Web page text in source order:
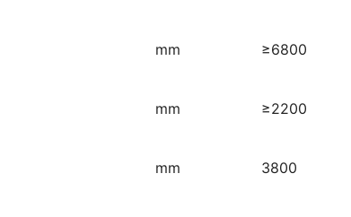
mm ≥6800
mm ≥2200
mm 3800